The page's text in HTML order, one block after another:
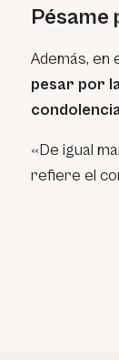
Pésame
Además, en
pesar por
«De igual
refiere el